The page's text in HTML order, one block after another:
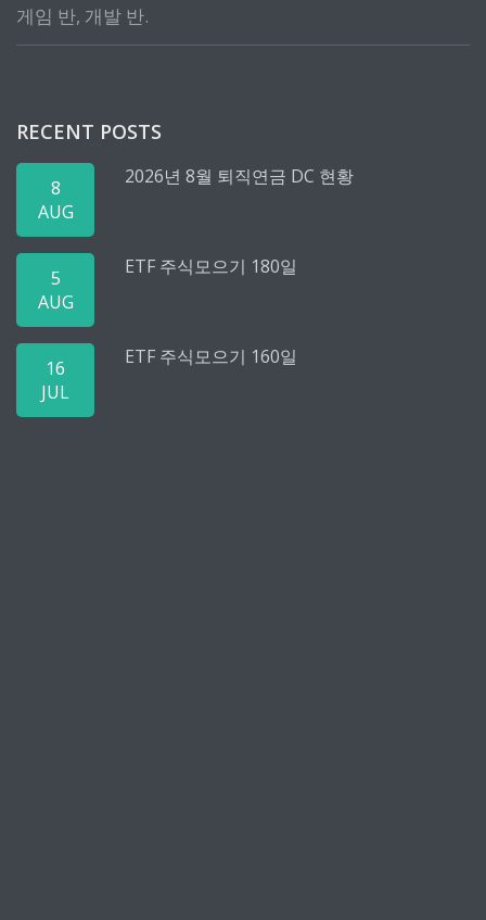
게임 반, 개발 반.
RECENT POSTS
8
AUG
2026년 8월 퇴직연금 DC 현황
5
AUG
ETF 주식모으기 180일
16
JUL
ETF 주식모으기 160일